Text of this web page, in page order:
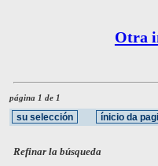
Otra
página 1 de 1
Refinar la búsqueda